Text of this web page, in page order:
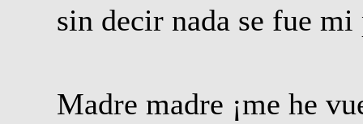
sin decir nada se fue mi
Madre madre ¡me he